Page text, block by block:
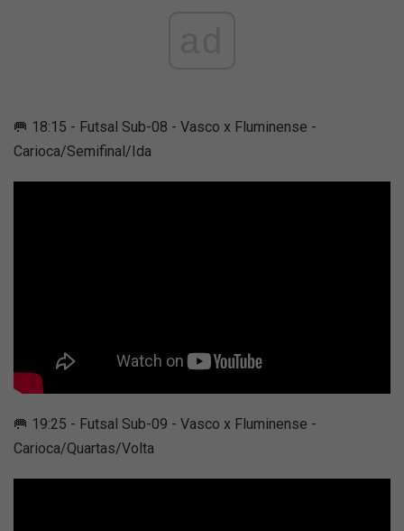
🥅 18:15 - Futsal Sub-08 - Vasco x Fluminense -
Carioca/Semifinal/Ida
🥅 19:25 - Futsal Sub-09 - Vasco x Fluminense -
Carioca/Quartas/Volta